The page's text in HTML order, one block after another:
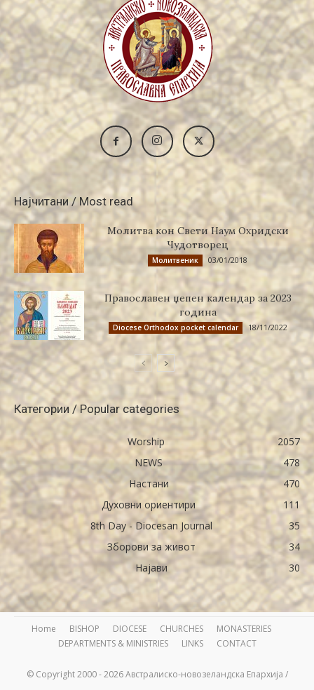
Најчитани / Most read
Молитва кон Свети Наум Охридски
Чудотворец
Молитвеник 03/01/2018
Православен џепен календар за 2023
година
Diocese Orthodox pocket calendar 18/11/2022
Категории / Popular categories
Worship
2057
NEWS
478
Настани
470
Духовни ориентири
111
8th Day - Diocesan Journal
35
Зборови за живот
34
Најави
30
Home BISHOP DIOCESE CHURCHES
MONASTERIES
DEPARTMENTS & MINISTRIES
LINKS CONTACT
© Copyright 2000 - 2026 Австралиско-новозеландска Епархија /